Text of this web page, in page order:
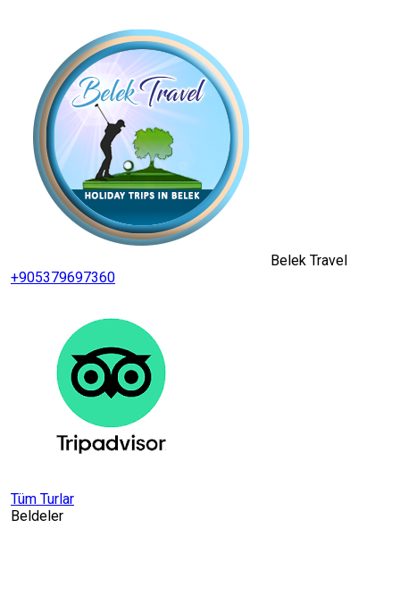
Belek Travel
+905379697360
Tüm Turlar
Beldeler